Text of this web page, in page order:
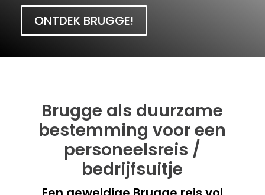
ONTDEK BRUGGE!
Brugge als duurzame
bestemming voor een
personeelsreis /
bedrijfsuitje